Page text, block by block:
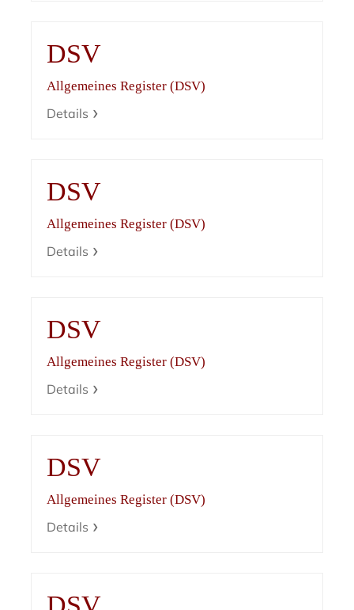
DSV
Allgemeines Register (DSV)
Details
DSV
Allgemeines Register (DSV)
Details
DSV
Allgemeines Register (DSV)
Details
DSV
Allgemeines Register (DSV)
Details